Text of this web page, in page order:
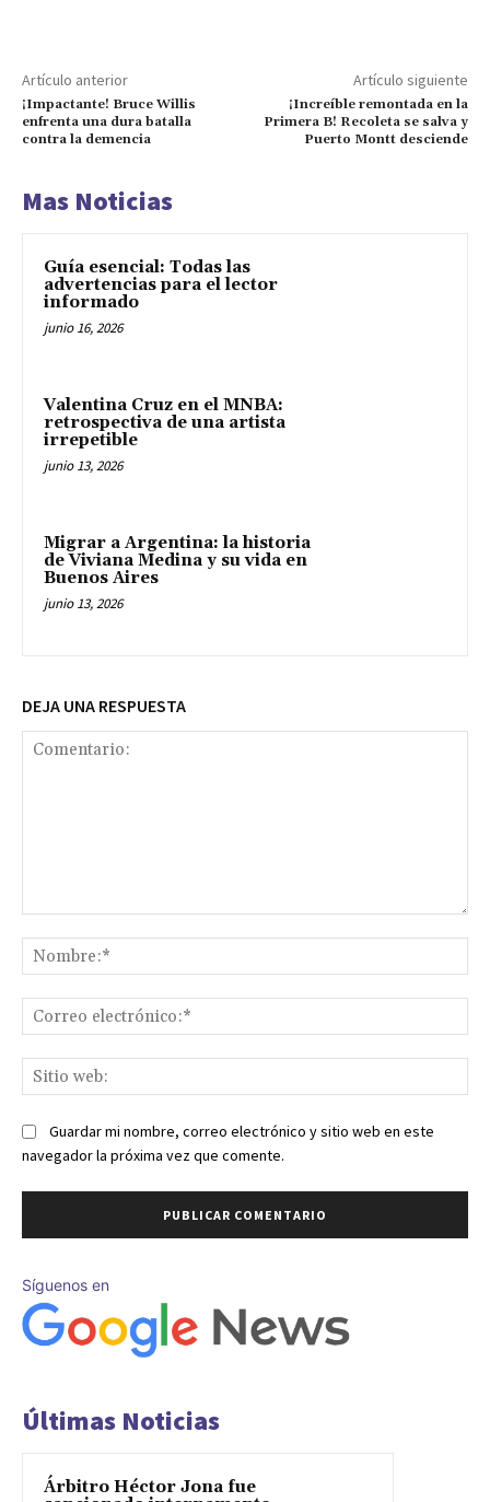
Artículo anterior
¡Impactante! Bruce Willis
enfrenta una dura batalla
contra la demencia
Artículo siguiente
¡Increíble remontada en la
Primera B! Recoleta se salva y
Puerto Montt desciende
Mas Noticias
Guía esencial: Todas las
advertencias para el lector
informado
junio 16, 2026
Valentina Cruz en el MNBA:
retrospectiva de una artista
irrepetible
junio 13, 2026
Migrar a Argentina: la historia
de Viviana Medina y su vida en
Buenos Aires
junio 13, 2026
DEJA UNA RESPUESTA
Guardar mi nombre, correo electrónico y sitio web en este
navegador la próxima vez que comente.
Síguenos en
Últimas Noticias
Árbitro Héctor Jona fue